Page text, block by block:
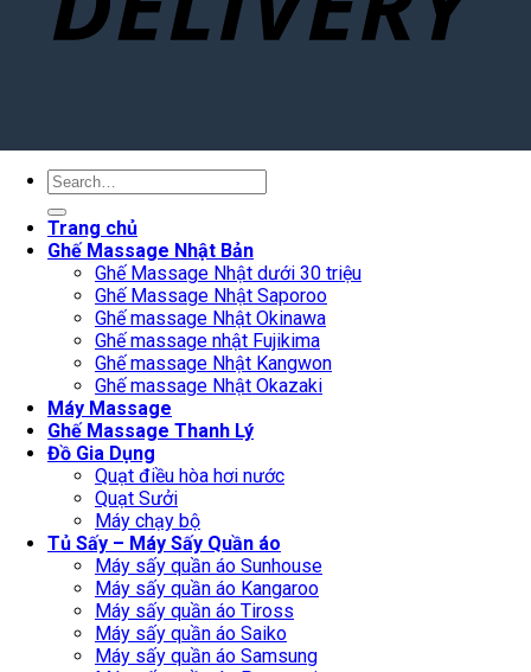
Search
Trang chủ
Ghế Massage Nhật Bản
Ghế Massage Nhật dưới 30 triệu
Ghế Massage Nhật Saporoo
Ghế massage Nhật Okinawa
Ghế massage nhật Fujikima
Ghế massage Nhật Kangwon
Ghế massage Nhật Okazaki
Máy Massage
Ghế Massage Thanh Lý
Đồ Gia Dụng
Quạt điều hòa hơi nước
Quạt Sưởi
Máy chạy bộ
Tủ Sấy – Máy Sấy Quần áo
Máy sấy quần áo Sunhouse
Máy sấy quần áo Kangaroo
Máy sấy quần áo Tiross
Máy sấy quần áo Saiko
Máy sấy quần áo Samsung